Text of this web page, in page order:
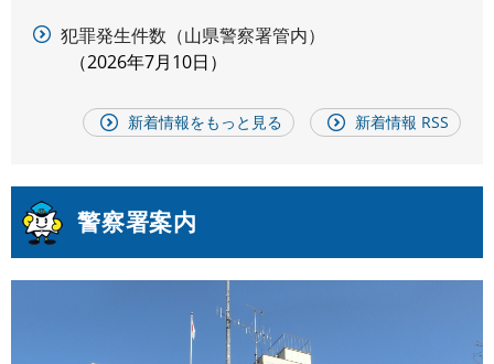
犯罪発生件数（山県警察署管内）
2026年7月10日
新着情報をもっと見る 新着情報 RSS
警察署案内